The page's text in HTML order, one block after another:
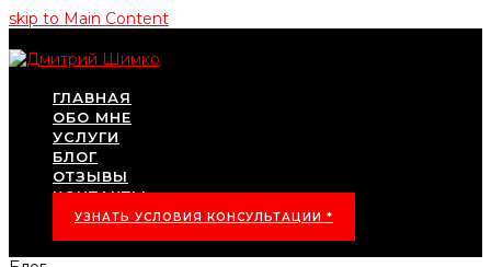
skip to Main Content
ГЛАВНАЯ
ОБО МНЕ
УСЛУГИ
БЛОГ
ОТЗЫВЫ
КОНТАКТЫ
УЗНАТЬ УСЛОВИЯ КОНСУЛЬТАЦИИ *